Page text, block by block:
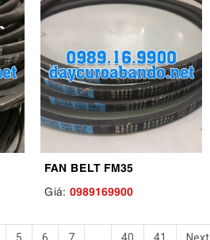
FAN BELT FM35
Giá: 0989169900